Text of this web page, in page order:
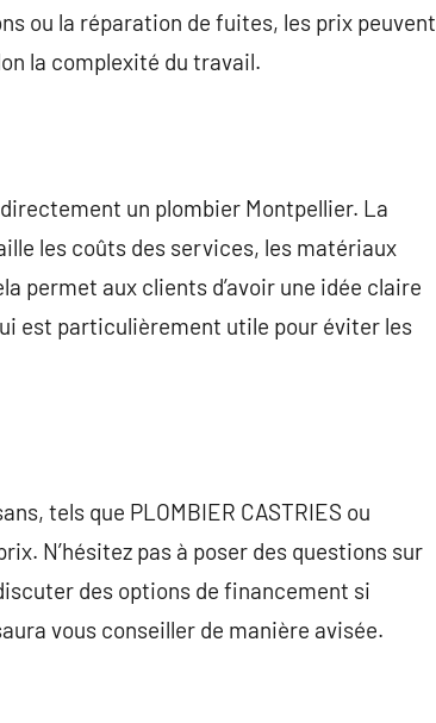
ou la réparation de fuites, les prix peuvent
la complexité du travail.
un plombier Montpellier. La
les coûts des services, les matériaux
permet aux clients d’avoir une idée claire
est particulièrement utile pour éviter les
tels que PLOMBIER CASTRIES ou
N’hésitez pas à poser des questions sur
des options de financement si
vous conseiller de manière avisée.